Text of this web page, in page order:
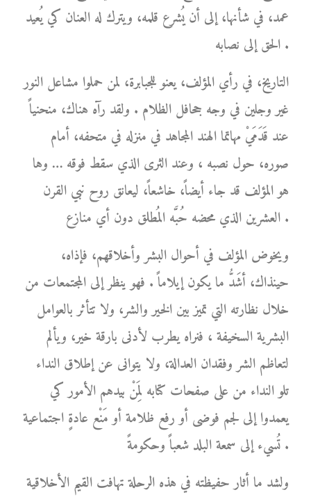
عمد، في شأنها، إلى أن يُشرع قلمه، ويترك له العنان كي يُعيد
الحق إلى نصابه .
التاريخ، في رأي المؤلف، يعنو للجبابرة، لمن حملوا مشاعل النور
غير وجلين في وجه جحافل الظلام . ولقد رآه هناك، منحنياً
عند قَدَمَيْ مهاتما الهند المجاهد في منزله في متحفه، أمام
صوره، حول نصبه ، وعند الثرى الذي سقط فوقه … وها
هو المؤلف قد جاء أيضاً، خاشعاً، ليعانق روح نبي القرن
العشرين الذي محضه حُبَّه المُطلق دون أي منازع .
ويخوض المؤلف في أحوال البشر وأخلاقهم، فإذاه،
حينذاك، أشَدُّ ما يكون إيلاماً . فهو ينظر إلى المجتمعات من
خلال نظارته التي تميز بين الخير والشر، ولا تتأثر بالعوامل
البشرية السخيفة ، فنراه يطرب لأدنى بارقة خير، ويألم
لتعاظم الشر وفقدان العدالة، ولا يتوانى عن إطلاق النداء
تلو النداء من على صفحات كتابه لِمَنْ بيدهم الأمور كي
يعمدوا إلى لجم فوضى أو رفع ظلامة أو مَنْع عادةٍ اجتماعية
تُسيء إلى سمعة البلد شعباً وحكومةً .
ولشد ما أثار حفيظته في هذه الرحلة تهافت القيم الأخلاقية